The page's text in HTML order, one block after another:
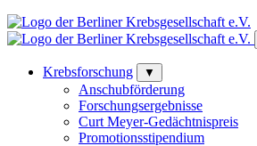
Krebsforschung ▼
Anschubförderung
Forschungsergebnisse
Curt Meyer-Gedächtnispreis
Promotionsstipendium